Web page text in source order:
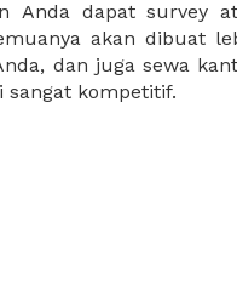
sangat kompetitif.